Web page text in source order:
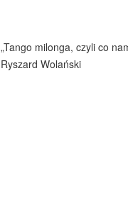
„Tango milonga, czyli co
Ryszard Wolański